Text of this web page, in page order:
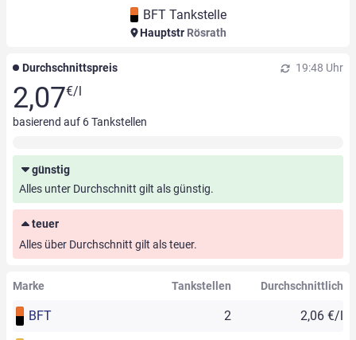
BFT Tankstelle
Hauptstr Rösrath
Durchschnittspreis 19:48 Uhr
2,07€/l
basierend auf 6Tankstellen
günstig
Alles unter Durchschnitt gilt als günstig.
teuer
Alles über Durchschnitt gilt als teuer.
Marke Tankstellen Durchschnittlich
BFT 2 2,06 €/l